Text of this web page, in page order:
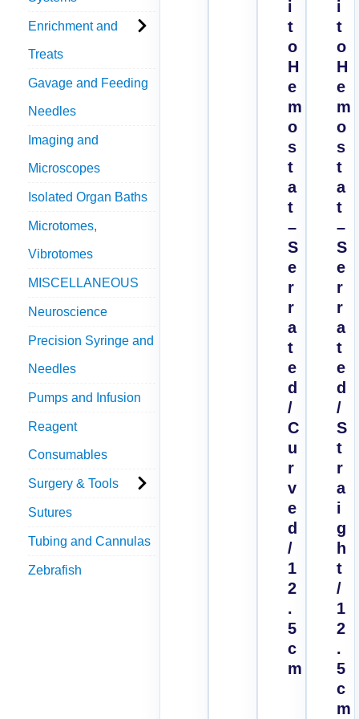
Enrichment and
Treats
Gavage and Feeding
Needles
Imaging and
Microscopes
Isolated Organ Baths
Microtomes,
Vibrotomes
MISCELLANEOUS
Neuroscience
Precision Syringe and
Needles
Pumps and Infusion
Reagent
Consumables
Surgery & Tools
Sutures
Tubing and Cannulas
Zebrafish
i
t
o
H
e
m
o
s
t
a
t
–
S
e
r
r
a
t
e
d
/
C
u
r
v
e
d
/
1
2
.
5
c
m
i
t
o
H
e
m
o
s
t
a
t
–
S
e
r
r
a
t
e
d
/
S
t
r
a
i
g
h
t
/
1
2
.
5
c
m